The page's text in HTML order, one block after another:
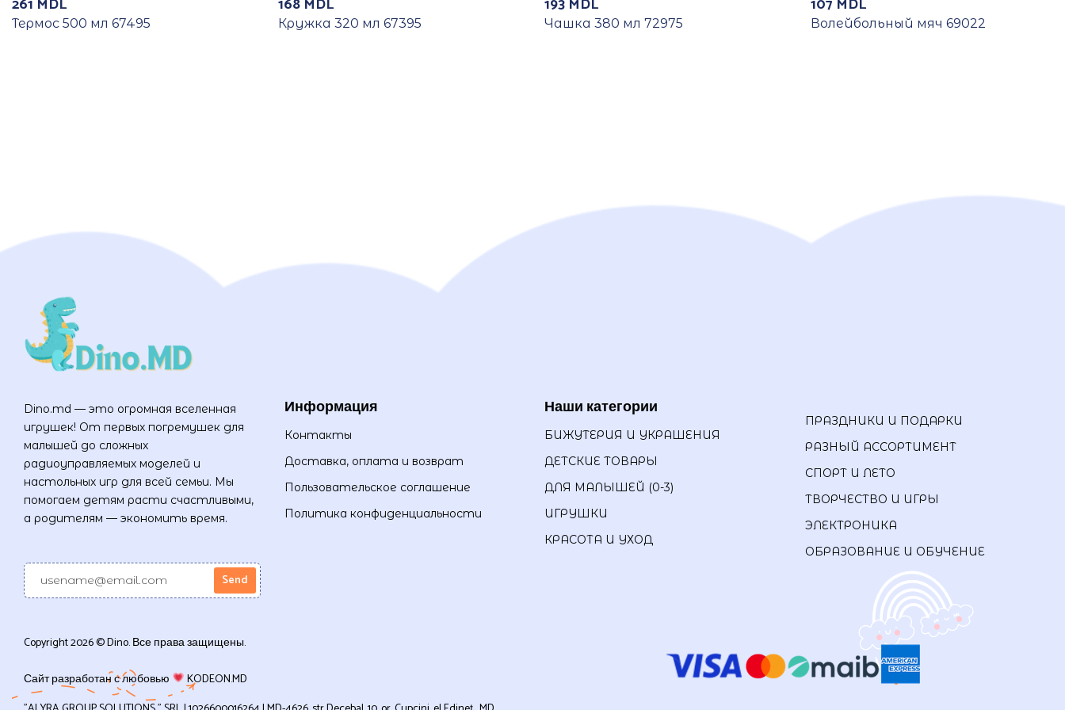
261 MDL
Термос 500 мл 67495
168 MDL
Кружка 320 мл 67395
193 MDL
Чашка 380 мл 72975
107 MDL
Волейбольный мяч 69022
Dino.md — это огромная вселенная
игрушек! От первых погремушек для
малышей до сложных
радиоуправляемых моделей и
настольных игр для всей семьи. Мы
помогаем детям расти счастливыми,
а родителям — экономить время.
Информация
Контакты
Доставка, оплата и возврат
Пользовательское соглашение
Политика конфиденциальности
Наши категории
БИЖУТЕРИЯ И УКРАШЕНИЯ
ДЕТСКИЕ ТОВАРЫ
ДЛЯ МАЛЫШЕЙ (0-3)
ИГРУШКИ
КРАСОТА И УХОД
ПРАЗДНИКИ И ПОДАРКИ
РАЗНЫЙ АССОРТИМЕНТ
СПОРТ И ЛЕТО
ТВОРЧЕСТВО И ИГРЫ
ЭЛЕКТРОНИКА
ОБРАЗОВАНИЕ И ОБУЧЕНИЕ
Copyright 2026 © Dino. Все права защищены.
Сайт разработан с любовью
KODEON.MD